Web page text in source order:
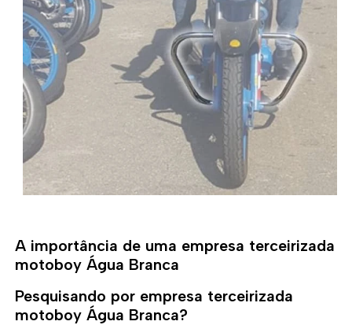
A importância de uma empresa terceirizada
motoboy Água Branca
Pesquisando por empresa terceirizada
motoboy Água Branca?